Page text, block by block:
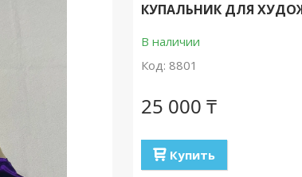
КУПАЛЬНИК ДЛЯ
В наличии
Код: 8801
25 000 ₸
Купить